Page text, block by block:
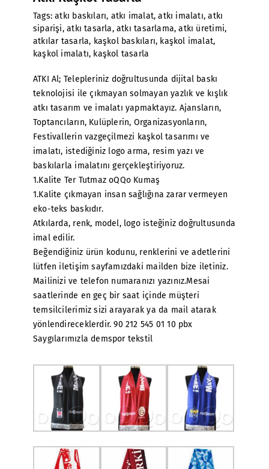
Tags:atkı baskıları, atkı imalat,atkı imalatı,atkı
siparişi,atkı tasarla,atkı tasarlama,atkı üretimi,
atkılar tasarla, kaşkol baskıları, kaşkol imalat,
kaşkol imalatı, kaşkol tasarla
ATKI Al; Telepleriniz doğrultusunda dijital baskı
teknolojisi ile çıkmayan solmayan yazlık ve kışlık
atkı tasarım ve imalatı yapmaktayız. Ajansların,
Toptancıların, Kulüplerin, Organizasyonların,
Festivallerin vazgeçilmezi kaşkol tasarımı ve
imalatı, istediğiniz logo arma, resim yazı ve
baskılarla imalatını gerçekleştiriyoruz.
1.Kalite Ter Tutmaz oQQo Kumaş
1.Kalite çıkmayan insan sağlığına zarar vermeyen
eko-teks baskıdır.
Atkılarda, renk, model, logo isteğiniz doğrultusunda
imal edilir.
Beğendiğiniz ürün kodunu, renklerini ve adetlerini
lütfen iletişim sayfamızdaki mailden bize iletiniz.
Mailinizi ve telefon numaranızı yazınız.Mesai
saatlerinde en geç bir saat içinde müşteri
temsilcilerimiz sizi arayarak ya da mail atarak
yönlendireceklerdir. 90 212 545 01 10 pbx
Saygılarımızla demspor tekstil